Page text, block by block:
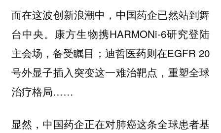
而在这波创新浪潮中，中国药企已然站到舞
台中央。康方生物携HARMONi-6研究登陆
主会场，备受瞩目；迪哲医药则在EGFR 20
号外显子插入突变这一难治靶点，重塑全球
治疗格局……
显然，中国药企正在对肺癌这条全球患者基